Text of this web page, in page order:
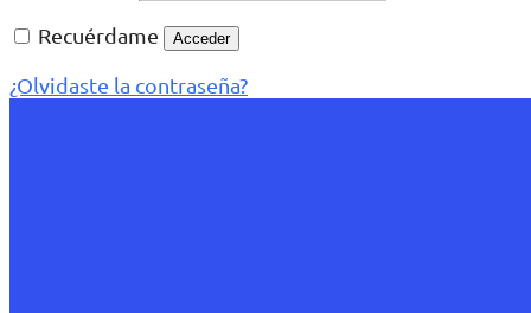
Recuérdame
Acceder
¿Olvidaste la contraseña?